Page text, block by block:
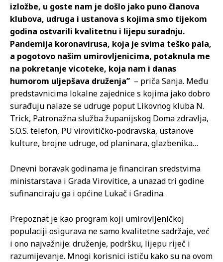
izložbe, u goste nam je došlo jako puno članova
klubova, udruga i ustanova s kojima smo tijekom
godina ostvarili kvalitetnu i lijepu suradnju.
Pandemija koronavirusa, koja je svima teško pala,
a pogotovo našim umirovljenicima, potaknula me
na pokretanje vicoteke, koja nam i danas
humorom uljepšava druženja” – priča Sanja. Među
predstavnicima lokalne zajednice s kojima jako dobro
surađuju nalaze se udruge poput Likovnog kluba N.
Trick, Patronažna služba županijskog Doma zdravlja,
S.O.S. telefon, PU virovitičko-podravska, ustanove
kulture, brojne udruge, od planinara, glazbenika…
Dnevni boravak godinama je financiran sredstvima
ministarstava i Grada Virovitice, a unazad tri godine
sufinanciraju ga i općine Lukač i Gradina.
Prepoznat je kao program koji umirovljeničkoj
populaciji osigurava ne samo kvalitetne sadržaje, već
i ono najvažnije: druženje, podršku, lijepu riječ i
razumijevanje. Mnogi korisnici ističu kako su na ovom